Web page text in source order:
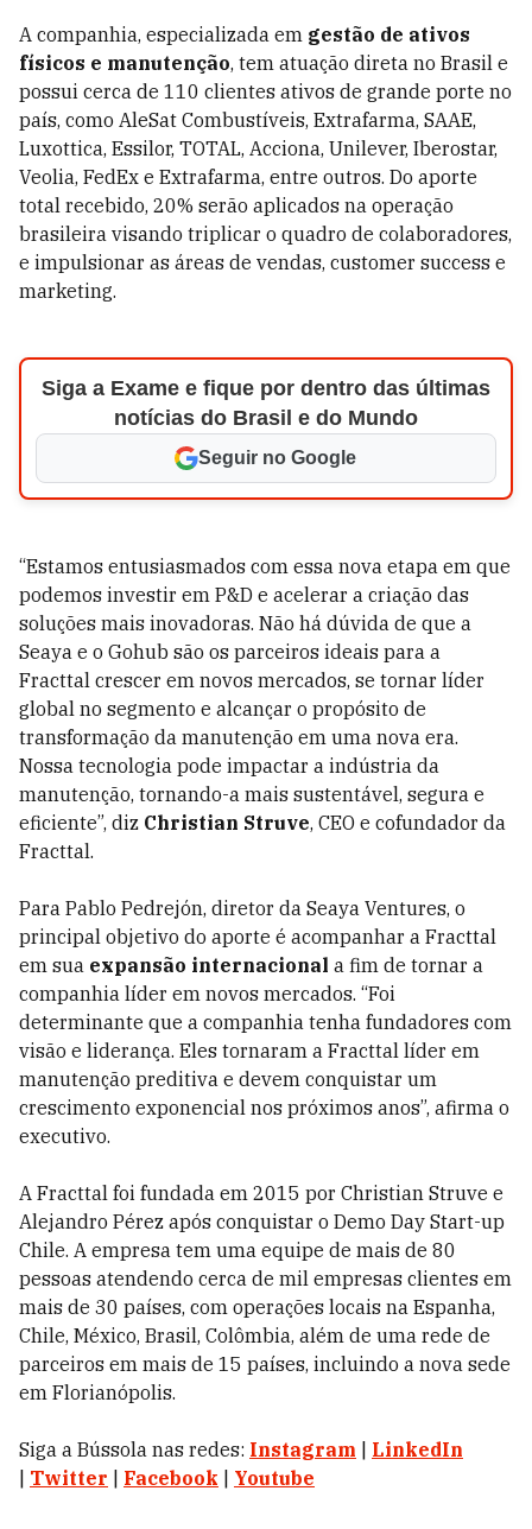
A companhia, especializada em gestão de ativos
físicos e manutenção, tem atuação direta no Brasil e
possui cerca de 110 clientes ativos de grande porte no
país, como AleSat Combustíveis, Extrafarma, SAAE,
Luxottica, Essilor, TOTAL, Acciona, Unilever, Iberostar,
Veolia, FedEx e Extrafarma, entre outros. Do aporte
total recebido, 20% serão aplicados na operação
brasileira visando triplicar o quadro de colaboradores,
e impulsionar as áreas de vendas, customer success e
marketing.
Siga a Exame e fique por dentro das últimas
notícias do Brasil e do Mundo
Seguir no Google
“Estamos entusiasmados com essa nova etapa em que
podemos investir em P&D e acelerar a criação das
soluções mais inovadoras. Não há dúvida de que a
Seaya e o Gohub são os parceiros ideais para a
Fracttal crescer em novos mercados, se tornar líder
global no segmento e alcançar o propósito de
transformação da manutenção em uma nova era.
Nossa tecnologia pode impactar a indústria da
manutenção, tornando-a mais sustentável, segura e
eficiente”, diz Christian Struve, CEO e cofundador da
Fracttal.
Para Pablo Pedrejón, diretor da Seaya Ventures, o
principal objetivo do aporte é acompanhar a Fracttal
em sua expansão internacional a fim de tornar a
companhia líder em novos mercados. “Foi
determinante que a companhia tenha fundadores com
visão e liderança. Eles tornaram a Fracttal líder em
manutenção preditiva e devem conquistar um
crescimento exponencial nos próximos anos”, afirma o
executivo.
A Fracttal foi fundada em 2015 por Christian Struve e
Alejandro Pérez após conquistar o Demo Day Start-up
Chile. A empresa tem uma equipe de mais de 80
pessoas atendendo cerca de mil empresas clientes em
mais de 30 países, com operações locais na Espanha,
Chile, México, Brasil, Colômbia, além de uma rede de
parceiros em mais de 15 países, incluindo a nova sede
em Florianópolis.
Siga a Bússola nas redes: Instagram
LinkedIn
Twitter Facebook Youtube